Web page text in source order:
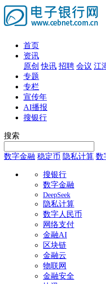
首页
资讯
原创 快讯 招聘 会议 江
专题
专栏
宣传年
AI播报
搜银行
搜索
数字金融 稳定币 隐私计算 数
搜银行
数字金融
DeepSeek
隐私计算
数字人民币
网络支付
金融AI
区块链
金融云
物联网
金融安全